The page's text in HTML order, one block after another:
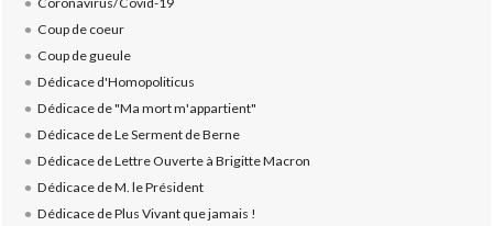
Coup de coeur
Coup de gueule
Dédicace d'Homopoliticus
Dédicace de "Ma mort m'appartient"
Dédicace de Le Serment de Berne
Dédicace de Lettre Ouverte à Brigitte Macron
Dédicace de M. le Président
Dédicace de Plus Vivant que jamais !